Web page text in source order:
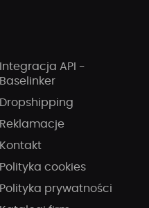
Integracja API -
Baselinker
Dropshipping
Reklamacje
Kontakt
Polityka cookies
Polityka prywatności